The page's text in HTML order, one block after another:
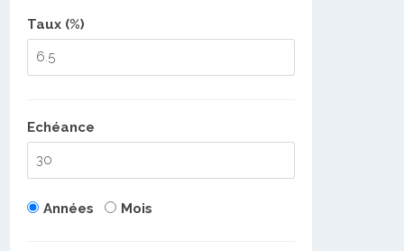
Taux (%)
Echéance
Années Mois